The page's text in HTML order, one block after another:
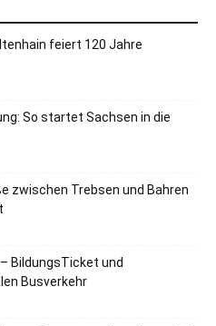
feiert 120 Jahre
So startet Sachsen in die
zwischen Trebsen und Bahren
BildungsTicket und
Busverkehr